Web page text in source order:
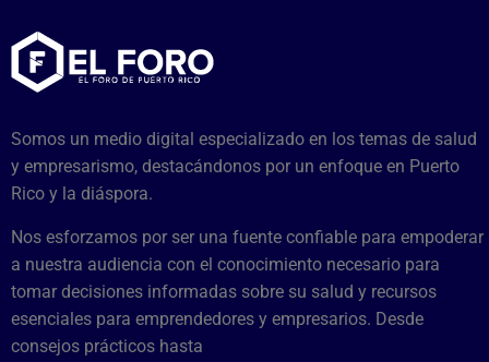
Somos un medio digital especializado en los temas de salud
y empresarismo, destacándonos por un enfoque en Puerto
Rico y la diáspora.
Nos esforzamos por ser una fuente confiable para empoderar
a nuestra audiencia con el conocimiento necesario para
tomar decisiones informadas sobre su salud y recursos
esenciales para emprendedores y empresarios. Desde
consejos prácticos hasta